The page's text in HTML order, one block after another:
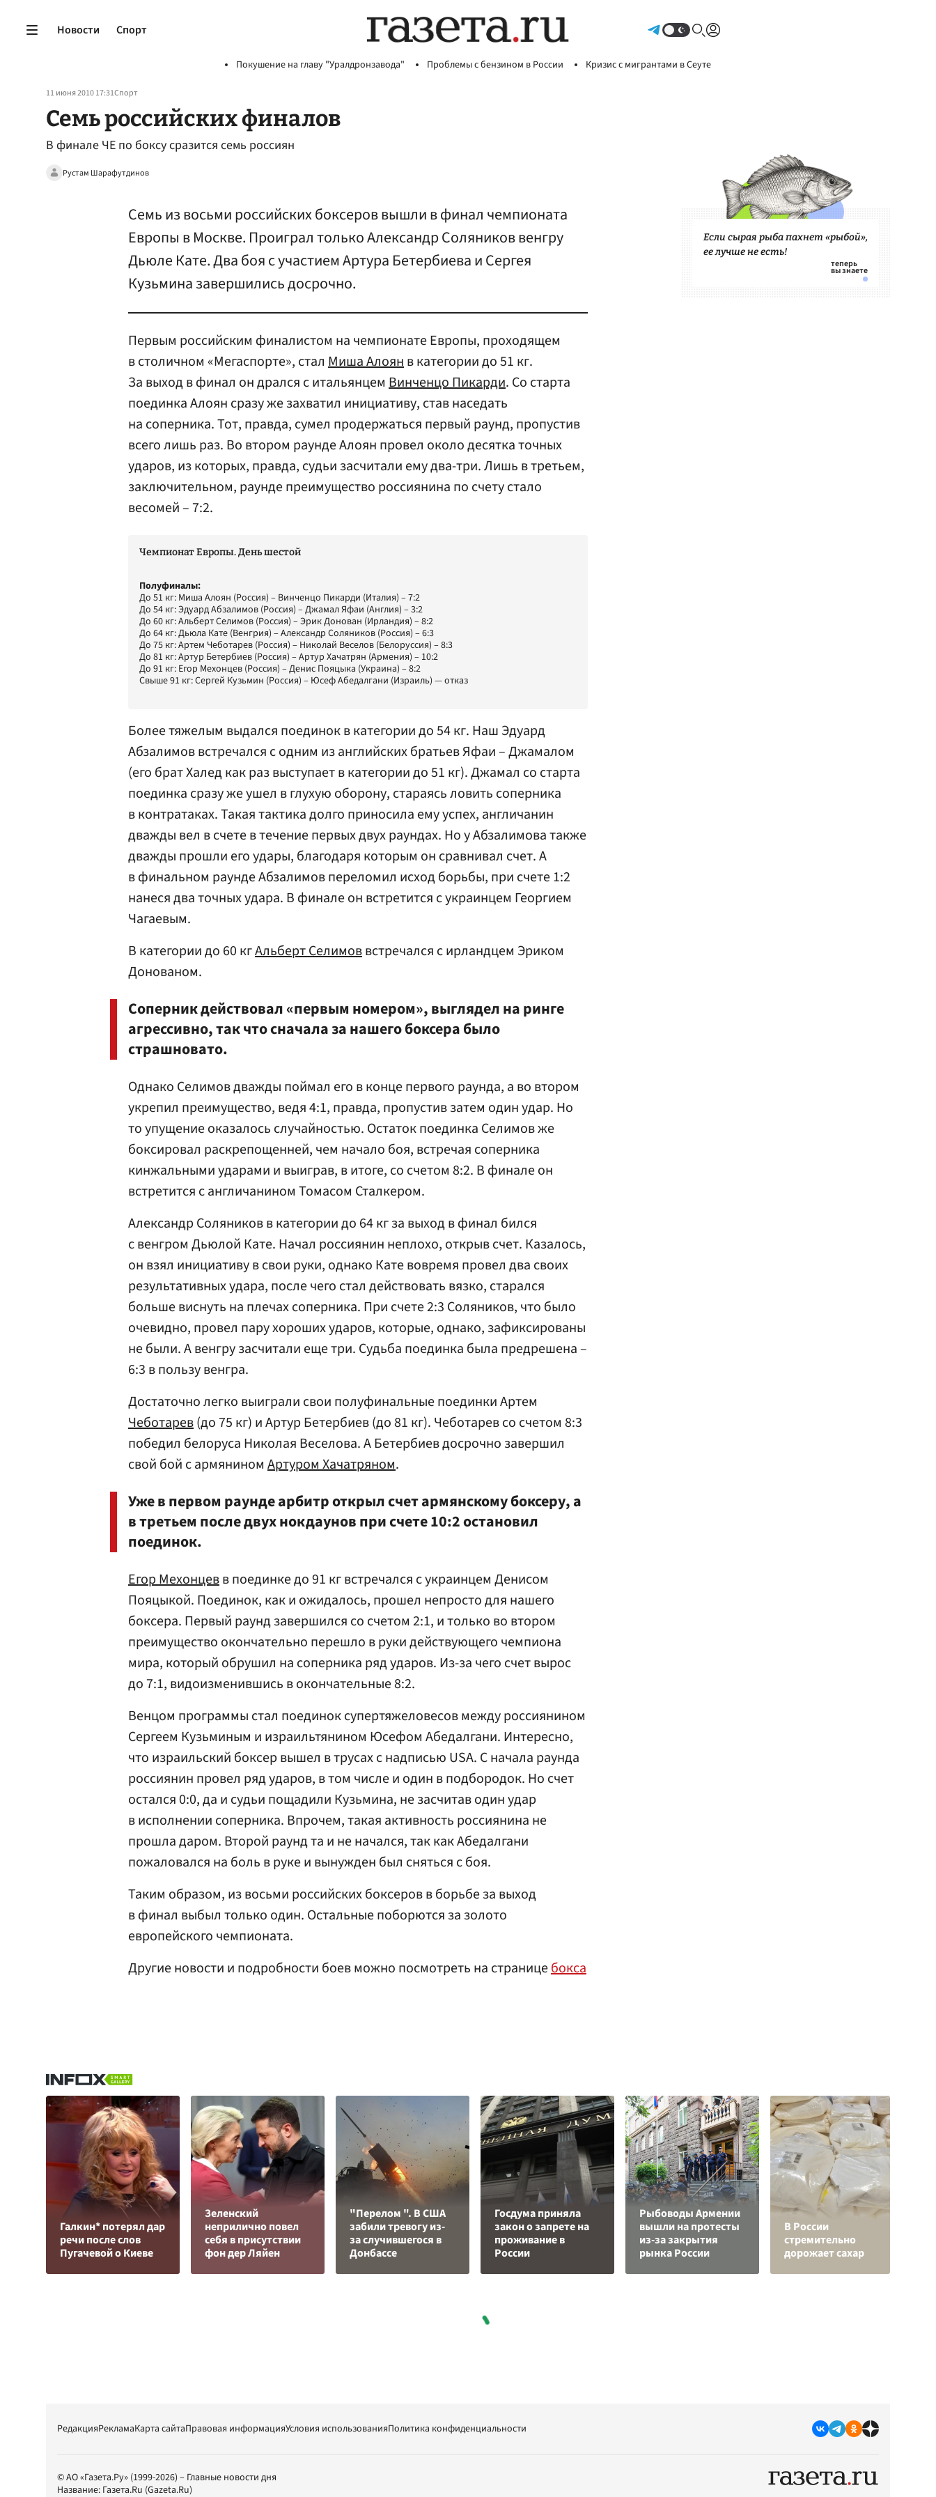
Новости Спорт
Покушение на главу "Уралдронзавода" Проблемы с бензином в России Кризис с мигрантами в Сеуте
11 июня 2010 17:31Спорт
Семь российских финалов
В финале ЧЕ по боксу сразится семь россиян
Рустам Шарафутдинов
Семь из восьми российских боксеров вышли в финал чемпионата
Европы в Москве. Проиграл только Александр Соляников венгру
Дьюле Кате. Два боя с участием Артура Бетербиева и Сергея
Кузьмина завершились досрочно.
Первым российским финалистом на чемпионате Европы, проходящем
в столичном «Мегаспорте», стал Миша Алоянв категории до 51 кг.
За выход в финал он дрался с итальянцем Винченцо Пикарди. Со старта
поединка Алоян сразу же захватил инициативу, став наседать
на соперника. Тот, правда, сумел продержаться первый раунд, пропустив
всего лишь раз. Во втором раунде Алоян провел около десятка точных
ударов, из которых, правда, судьи засчитали ему два-три. Лишь в третьем,
заключительном, раунде преимущество россиянина по счету стало
весомей – 7:2.
Чемпионат Европы. День шестой
Полуфиналы:
До 51 кг: Миша Алоян (Россия) – Винченцо Пикарди (Италия) – 7:2
До 54 кг: Эдуард Абзалимов (Россия) – Джамал Яфаи (Англия) – 3:2
До 60 кг: Альберт Селимов (Россия) – Эрик Донован (Ирландия) – 8:2
До 64 кг: Дьюла Кате (Венгрия) – Александр Соляников (Россия) – 6:3
До 75 кг: Артем Чеботарев (Россия) – Николай Веселов (Белоруссия) – 8:3
До 81 кг: Артур Бетербиев (Россия) – Артур Хачатрян (Армения) – 10:2
До 91 кг: Егор Мехонцев (Россия) – Денис Пояцыка (Украина) – 8:2
Свыше 91 кг: Сергей Кузьмин (Россия) – Юсеф Абедалгани (Израиль) — отказ
Более тяжелым выдался поединок в категории до 54 кг. Наш Эдуард
Абзалимов встречался с одним из английских братьев Яфаи – Джамалом
(его брат Халед как раз выступает в категории до 51 кг). Джамал со старта
поединка сразу же ушел в глухую оборону, стараясь ловить соперника
в контратаках. Такая тактика долго приносила ему успех, англичанин
дважды вел в счете в течение первых двух раундах. Но у Абзалимова также
дважды прошли его удары, благодаря которым он сравнивал счет. А
в финальном раунде Абзалимов переломил исход борьбы, при счете 1:2
нанеся два точных удара. В финале он встретится с украинцем Георгием
Чагаевым.
В категории до 60 кгАльберт Селимоввстречался с ирландцем Эриком
Донованом.
Соперник действовал «первым номером», выглядел на ринге
агрессивно, так что сначала за нашего боксера было
страшновато.
Однако Селимов дважды поймал его в конце первого раунда, а во втором
укрепил преимущество, ведя 4:1, правда, пропустив затем один удар. Но
то упущение оказалось случайностью. Остаток поединка Селимов же
боксировал раскрепощенней, чем начало боя, встречая соперника
кинжальными ударами и выиграв, в итоге, со счетом 8:2. В финале он
встретится с англичанином Томасом Сталкером.
Александр Соляников в категории до 64 кг за выход в финал бился
с венгром Дьюлой Кате. Начал россиянин неплохо, открыв счет. Казалось,
он взял инициативу в свои руки, однако Кате вовремя провел два своих
результативных удара, после чего стал действовать вязко, старался
больше виснуть на плечах соперника. При счете 2:3 Соляников, что было
очевидно, провел пару хороших ударов, которые, однако, зафиксированы
не были. А венгру засчитали еще три. Судьба поединка была предрешена –
6:3 в пользу венгра.
Достаточно легко выиграли свои полуфинальные поединки Артем
Чеботарев(до 75 кг) и Артур Бетербиев (до 81 кг). Чеботарев со счетом 8:3
победил белоруса Николая Веселова. А Бетербиев досрочно завершил
свой бой с армянином Артуром Хачатряном.
Уже в первом раунде арбитр открыл счет армянскому боксеру, а
в третьем после двух нокдаунов при счете 10:2 остановил
поединок.
Егор Мехонцевв поединке до 91 кг встречался с украинцем Денисом
Пояцыкой. Поединок, как и ожидалось, прошел непросто для нашего
боксера. Первый раунд завершился со счетом 2:1, и только во втором
преимущество окончательно перешло в руки действующего чемпиона
мира, который обрушил на соперника ряд ударов. Из-за чего счет вырос
до 7:1, видоизменившись в окончательные 8:2.
Венцом программы стал поединок супертяжеловесов между россиянином
Сергеем Кузьминым и израильтянином Юсефом Абедалгани. Интересно,
что израильский боксер вышел в трусах с надписью USA. С начала раунда
россиянин провел ряд ударов, в том числе и один в подбородок. Но счет
остался 0:0, да и судьи пощадили Кузьмина, не засчитав один удар
в исполнении соперника. Впрочем, такая активность россиянина не
прошла даром. Второй раунд та и не начался, так как Абедалгани
пожаловался на боль в руке и вынужден был сняться с боя.
Таким образом, из восьми российских боксеров в борьбе за выход
в финал выбыл только один. Остальные поборются за золото
европейского чемпионата.
Другие новости и подробности боев можно посмотреть на страницебокса
Если сырая рыба пахнет «рыбой»,
ее лучше не есть!
Галкин* потерял дар
речи после слов
Пугачевой о Киеве
Зеленский
неприлично повел
cебя в присутствии
фон дер Ляйен
"Перелом ". В США
забили тревогу из-
за случившегося в
Донбассе
Госдума приняла
закон о запрете на
проживание в
России
Рыбоводы Армении
вышли на протесты
из-за закрытия
рынка России
В России
стремительно
дорожает сахар
РедакцияРекламаКарта сайтаПравовая информацияУсловия использованияПолитика конфиденциальности
© АО «Газета.Ру» (1999-2026) – Главные новости дня
Название: Газета.Ru (Gazeta.Ru)